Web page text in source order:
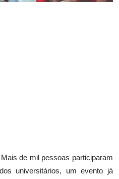
de mil pessoas participaram
universitários, um evento já